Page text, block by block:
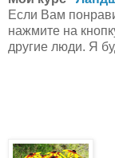
Если Вам
нажмите на
другие люди. Я